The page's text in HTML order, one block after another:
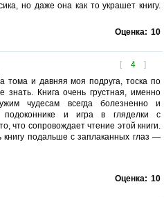
но даже она как то украшет книгу.
Оценка: 10
[ 4 ]
тома и давняя моя подруга, тоска по
Книга очень грустная, именно
чудесам всегда болезненно и
и игра в гляделки с
что сопровождает чтение этой книги.
книгу подальше с заплаканных глаз —
Оценка: 10